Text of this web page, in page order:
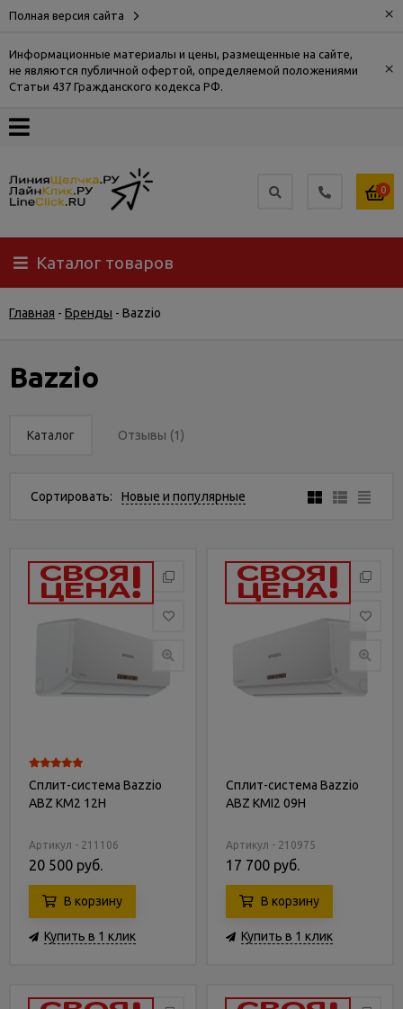
Полная версия сайта ×
Информационные материалы и цены, размещенные на сайте,
не являются публичной офертой, определяемой положениями
Статьи 437 Гражданского кодекса РФ.
×
О
Доставка
Самовывоз
Гарантия
Статьи
0
Каталог товаров
Главная - Бренды - Bazzio
Bazzio
Каталог Отзывы (1)
Сортировать: Новые и популярные
Сплит-система Bazzio
ABZ KM2 12H
Артикул - 211106
20 500 руб.
В корзину
Купить в 1 клик
Сплит-система Bazzio
ABZ KMI2 09H
Артикул - 210975
17 700 руб.
В корзину
Купить в 1 клик